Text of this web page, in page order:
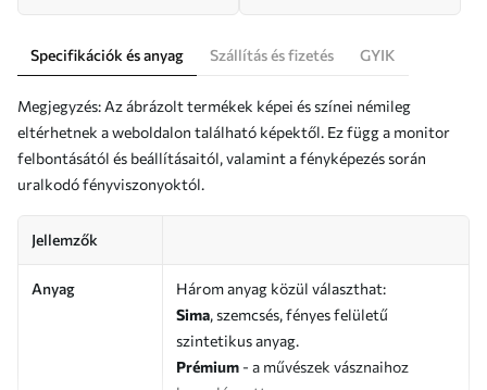
Specifikációk és anyag Szállítás és fizetés GYIK
Megjegyzés: Az ábrázolt termékek képei és színei némileg
eltérhetnek a weboldalon található képektől. Ez függ a monitor
felbontásától és beállításaitól, valamint a fényképezés során
uralkodó fényviszonyoktól.
Jellemzők
Anyag
Három anyag közül választhat:
Sima, szemcsés, fényes felületű
szintetikus anyag.
Prémium - a művészek vásznaihoz